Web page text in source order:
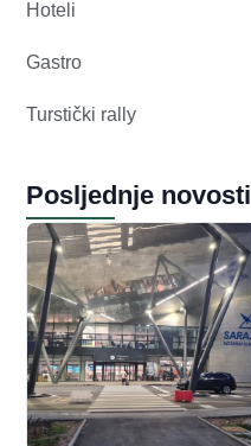
Hoteli
Gastro
Turstički rally
Posljednje novosti